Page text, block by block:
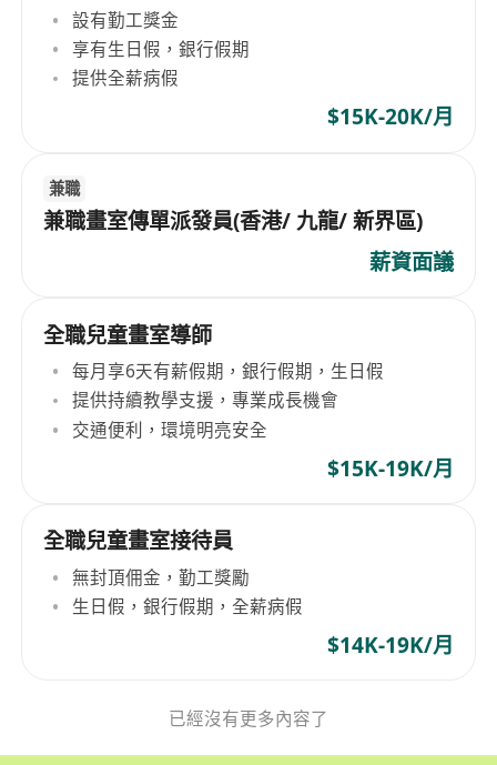
設有勤工獎金
享有生日假，銀行假期
提供全薪病假
$15K-20K/月
兼職
兼職畫室傳單派發員(香港/ 九龍/ 新界區)
薪資面議
全職兒童畫室導師
每月享6天有薪假期，銀行假期，生日假
提供持續教學支援，專業成長機會
交通便利，環境明亮安全
$15K-19K/月
全職兒童畫室接待員
無封頂佣金，勤工獎勵
生日假，銀行假期，全薪病假
$14K-19K/月
已經沒有更多內容了